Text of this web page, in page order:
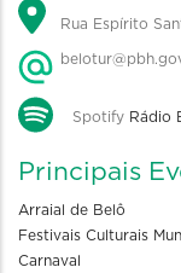
Rua Espírito
Spotify Rádio
Principais
Arraial de Belô
Festivais Culturais
Carnaval